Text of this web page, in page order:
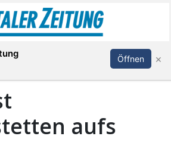
Abonnieren Anmelden
aufs
Öffnen ×